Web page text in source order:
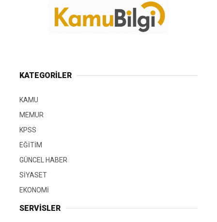
KATEGORİLER
KAMU
MEMUR
KPSS
EĞİTİM
GÜNCEL HABER
SİYASET
EKONOMİ
SERVİSLER